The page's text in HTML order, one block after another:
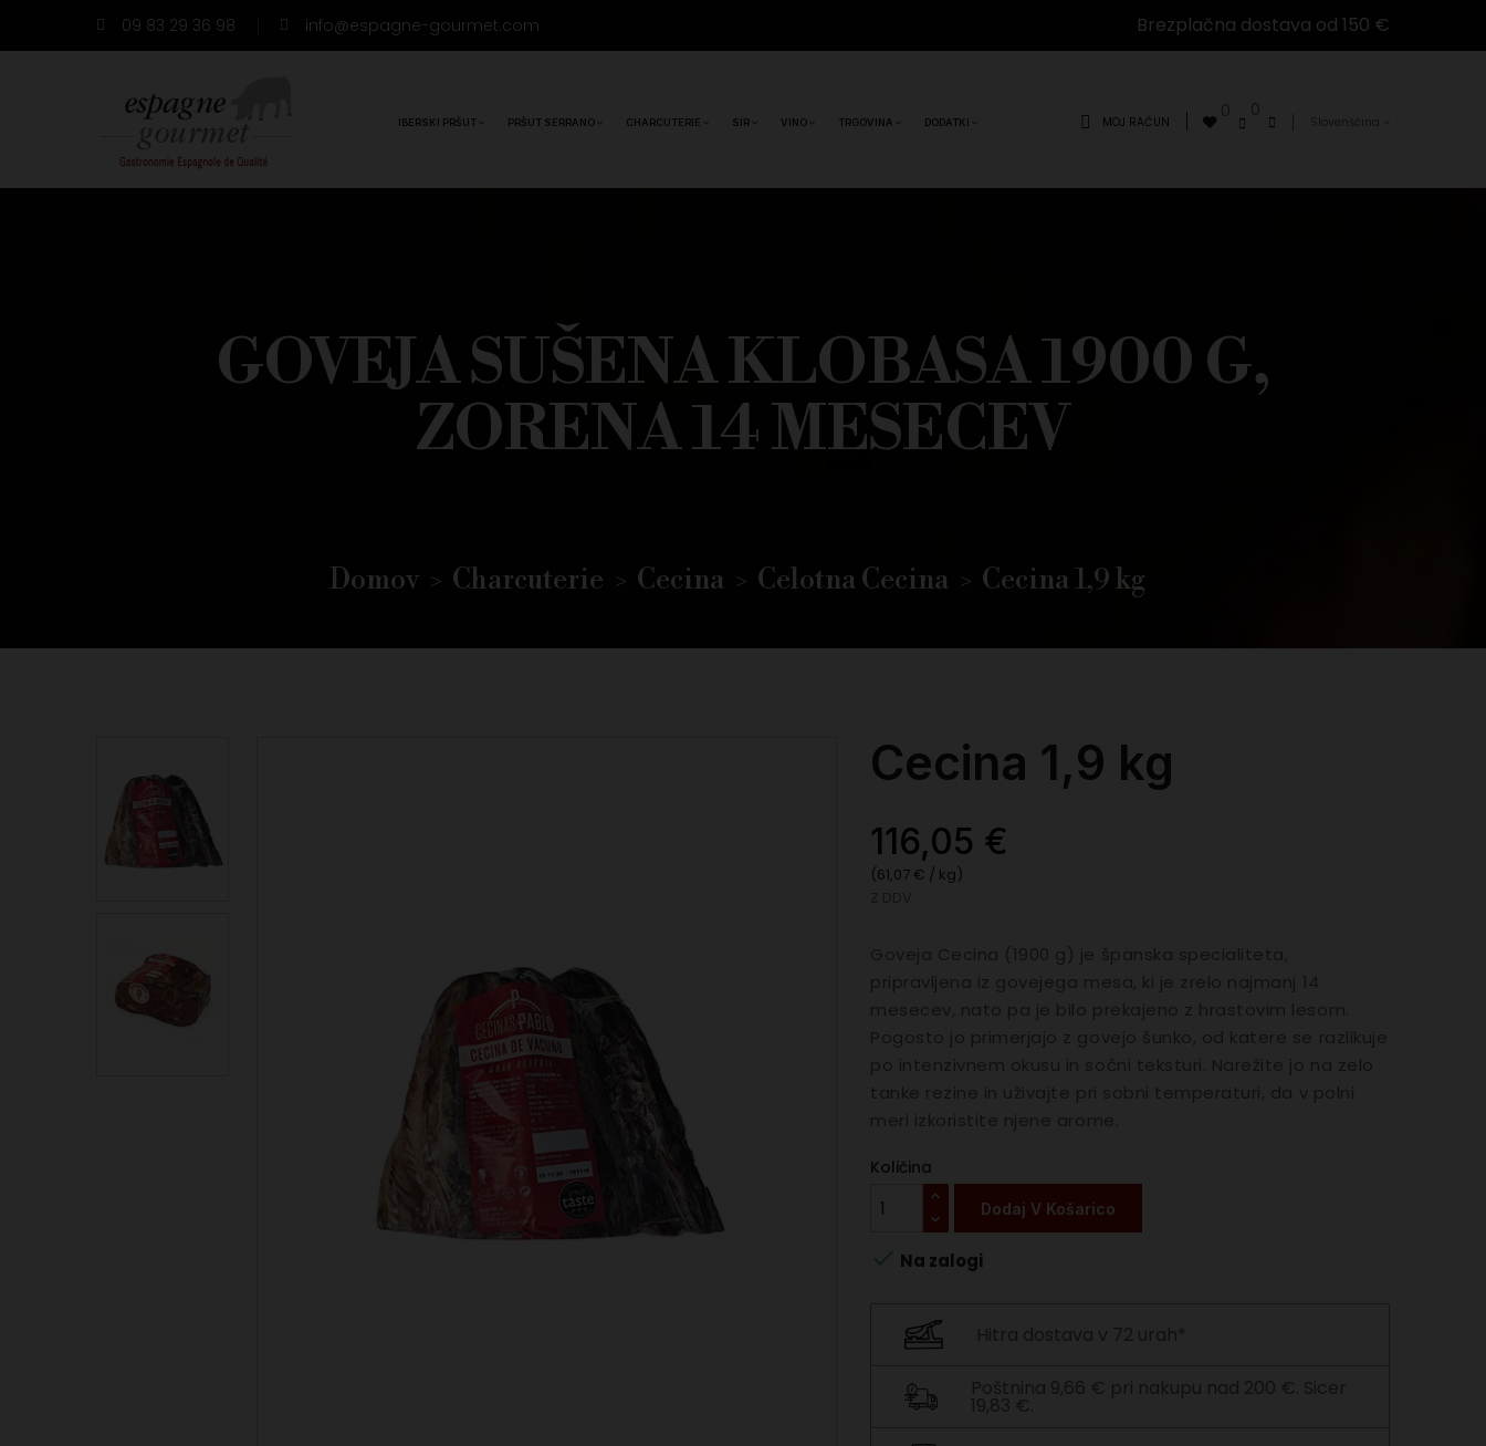
09 83 29 36 98 info@espagne-gourmet.com Brezplačna dostava od 150 €
IBERSKI PRŠUT PRŠUT SERRANO CHARCUTERIE SIR VINO TRGOVINA DODATKI MOJ RAČUN
GOVEJA SUŠENA KLOBASA 1900 G,
ZORENA 14 MESECEV
Domov Charcuterie Cecina Celotna Cecina Cecina 1,9 kg
Cecina 1,9 kg
116,05 €
(61,07 € / kg)
Količina
Dodaj V Košarico
 Na zalogi